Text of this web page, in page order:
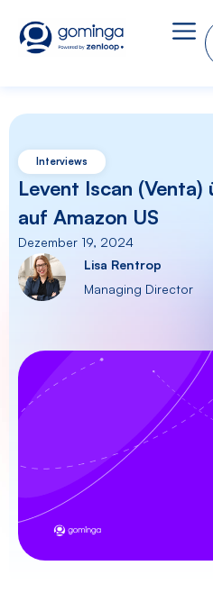
Interviews
Levent Iscan (Venta)
auf Amazon US
Dezember 19, 2024
Lisa Rentrop
Managing Director